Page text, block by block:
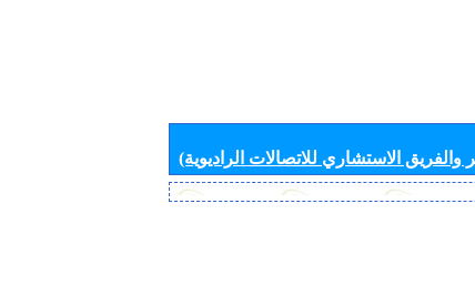
الاستشاري للاتصالات الراديوية)